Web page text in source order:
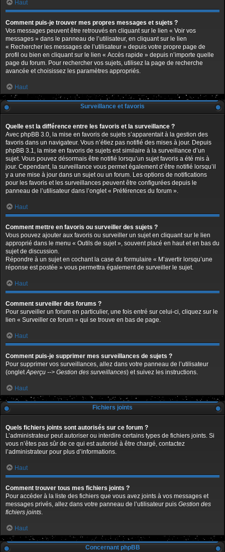
Haut
Comment puis-je trouver mes propres messages et sujets ?
Vos messages peuvent être retrouvés en cliquant sur le lien « Voir vos
messages » dans le panneau de l’utilisateur, en cliquant sur le lien
« Rechercher les messages de l’utilisateur » depuis votre propre page de
profil ou bien en cliquant sur le lien « Accès rapide » depuis n’importe quelle
page du forum. Pour rechercher vos sujets, utilisez la page de recherche
avancée et choisissez les paramètres appropriés.
Haut
Surveillance et favoris
Quelle est la différence entre les favoris et la surveillance ?
Avec phpBB 3.0, la mise en favoris de sujets s’apparentait à la gestion des
favoris dans un navigateur. Vous n’étiez pas notifié des mises à jour. Depuis
phpBB 3.1, la mise en favoris de sujets est similaire à la surveillance d’un
sujet. Vous pouvez désormais être notifié lorsqu’un sujet favoris a été mis à
jour. Cependant, la surveillance vous permet également d’être notifié lorsqu’il
y a une mise à jour dans un sujet ou un forum. Les options de notifications
pour les favoris et les surveillances peuvent être configurées depuis le
panneau de l’utilisateur dans l’onglet « Préférences du forum ».
Haut
Comment mettre en favoris ou surveiller des sujets ?
Vous pouvez ajouter aux favoris ou surveiller un sujet en cliquant sur le lien
approprié dans le menu « Outils de sujet », souvent placé en haut et en bas du
sujet de discussion.
Répondre à un sujet en cochant la case du formulaire « M’avertir lorsqu’une
réponse est postée » vous permettra également de surveiller le sujet.
Haut
Comment surveiller des forums ?
Pour surveiller un forum en particulier, une fois entré sur celui-ci, cliquez sur le
lien « Surveiller ce forum » qui se trouve en bas de page.
Haut
Comment puis-je supprimer mes surveillances de sujets ?
Pour supprimer vos surveillances, allez dans votre panneau de l’utilisateur
(ongletAperçu --> Gestion des surveillances) et suivez les instructions.
Haut
Fichiers joints
Quels fichiers joints sont autorisés sur ce forum ?
L’administrateur peut autoriser ou interdire certains types de fichiers joints. Si
vous n’êtes pas sûr de ce qui est autorisé à être chargé, contactez
l’administrateur pour plus d’informations.
Haut
Comment trouver tous mes fichiers joints ?
Pour accéder à la liste des fichiers que vous avez joints à vos messages et
messages privés, allez dans votre panneau de l’utilisateur puis Gestion des
fichiers joints.
Haut
Concernant phpBB